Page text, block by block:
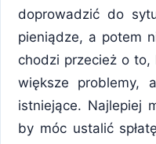
doprowadzić do
pieniądze, a potem
chodzi przecież o
większe problemy,
istniejące. Najlepiej
by móc ustalić